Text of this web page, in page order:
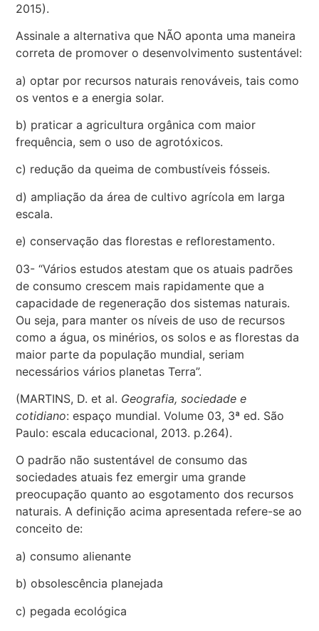
2015).
Assinale a alternativa que NÃO aponta uma maneira
correta de promover o desenvolvimento sustentável:
a) optar por recursos naturais renováveis, tais como
os ventos e a energia solar.
b) praticar a agricultura orgânica com maior
frequência, sem o uso de agrotóxicos.
c) redução da queima de combustíveis fósseis.
d) ampliação da área de cultivo agrícola em larga
escala.
e) conservação das florestas e reflorestamento.
03- “Vários estudos atestam que os atuais padrões
de consumo crescem mais rapidamente que a
capacidade de regeneração dos sistemas naturais.
Ou seja, para manter os níveis de uso de recursos
como a água, os minérios, os solos e as florestas da
maior parte da população mundial, seriam
necessários vários planetas Terra”.
(MARTINS, D. et al. Geografia, sociedade e
cotidiano: espaço mundial. Volume 03, 3ª ed. São
Paulo: escala educacional, 2013. p.264).
O padrão não sustentável de consumo das
sociedades atuais fez emergir uma grande
preocupação quanto ao esgotamento dos recursos
naturais. A definição acima apresentada refere-se ao
conceito de:
a) consumo alienante
b) obsolescência planejada
c) pegada ecológica